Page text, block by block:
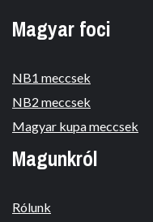
Magyar foci
NB1 meccsek
NB2 meccsek
Magyar kupa meccsek
Magunkról
Rólunk